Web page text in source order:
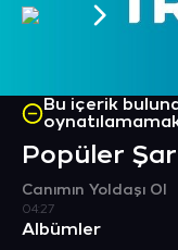
Bu içerik
Popüler
Canımın Yoldaşı Ol
04:27
Albümler